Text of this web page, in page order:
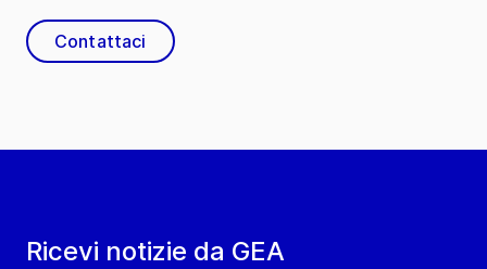
Ricevi notizie da GEA
Contattaci